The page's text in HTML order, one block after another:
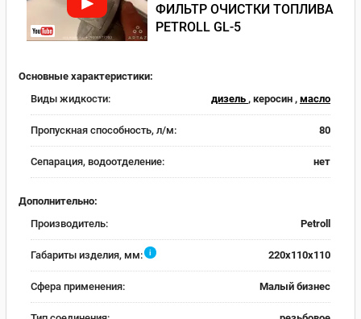
ФИЛЬТР ОЧИСТКИ ТОПЛИВА
PETROLL GL-5
Основные характеристики:
Виды жидкости:
дизель , керосин , масло
Пропускная способность, л/м: 80
Сепарация, водоотделение: нет
Дополнительно:
Производитель:
Petroll
Габариты изделия, мм: i 220x110x110
Сфера применения: Малый бизнес